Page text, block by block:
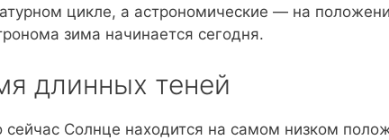
цикле, а астрономические — на
зима начинается сегодня.
длинных теней
Солнце находится на самом низком